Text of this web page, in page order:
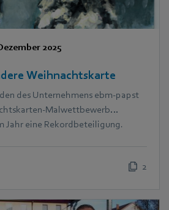
2025
Weihnachtskarte
des Unternehmens ebm‑papst
Malwettbewerb
Jahr eine Rekordbeteiligung.
2